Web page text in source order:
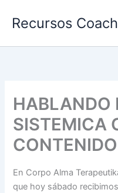
Recursos
HABLANDO
SISTEMICA
En Corpo Alma
que hoy sábado